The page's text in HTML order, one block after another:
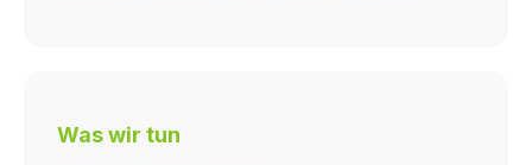
Was wir tun